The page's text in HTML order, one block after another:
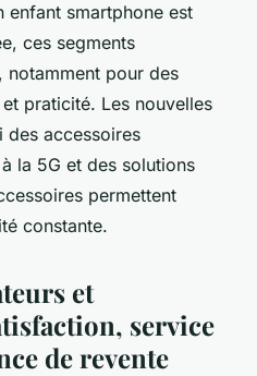
enfant smartphone est
ces segments
notamment pour des
praticité. Les nouvelles
des accessoires
la 5G et des solutions
permettent
constante.
et
service
de revente